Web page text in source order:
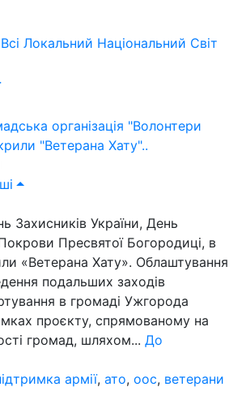
Всі Локальний Національний Світ
організація "Волонтери
"Ветерана Хату"..
Захисників України, День
Пресвятої Богородиці, в
«Ветерана Хату». Облаштування
подальших заходів
в громаді Ужгорода
проєкту, спрямованому на
громад, шляхом... До
армії, ато, оос, ветерани